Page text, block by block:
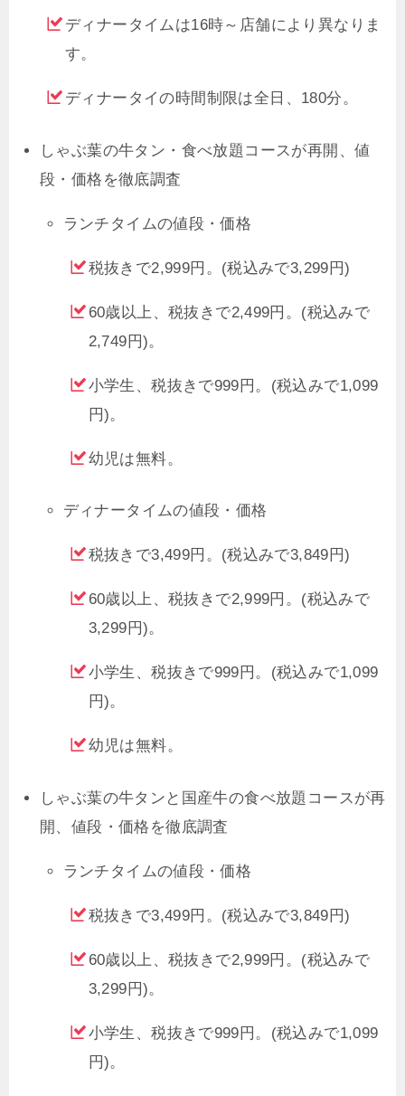
ディナータイムは16時～店舗により異なりま
す。
ディナータイの時間制限は全日、180分。
しゃぶ葉の牛タン・食べ放題コースが再開、値
段・価格を徹底調査
ランチタイムの値段・価格
税抜きで2,999円。(税込みで3,299円)
60歳以上、税抜きで2,499円。(税込みで
2,749円)。
小学生、税抜きで999円。(税込みで1,099
円)。
幼児は無料。
ディナータイムの値段・価格
税抜きで3,499円。(税込みで3,849円)
60歳以上、税抜きで2,999円。(税込みで
3,299円)。
小学生、税抜きで999円。(税込みで1,099
円)。
幼児は無料。
しゃぶ葉の牛タンと国産牛の食べ放題コースが再
開、値段・価格を徹底調査
ランチタイムの値段・価格
税抜きで3,499円。(税込みで3,849円)
60歳以上、税抜きで2,999円。(税込みで
3,299円)。
小学生、税抜きで999円。(税込みで1,099
円)。